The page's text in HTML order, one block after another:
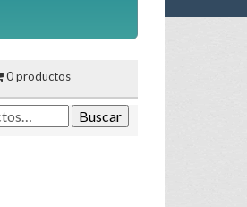
0 productos
Buscar